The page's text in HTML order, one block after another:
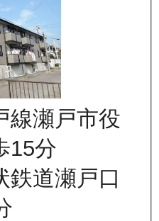
線瀬戸市役
15分
鉄道瀬戸口